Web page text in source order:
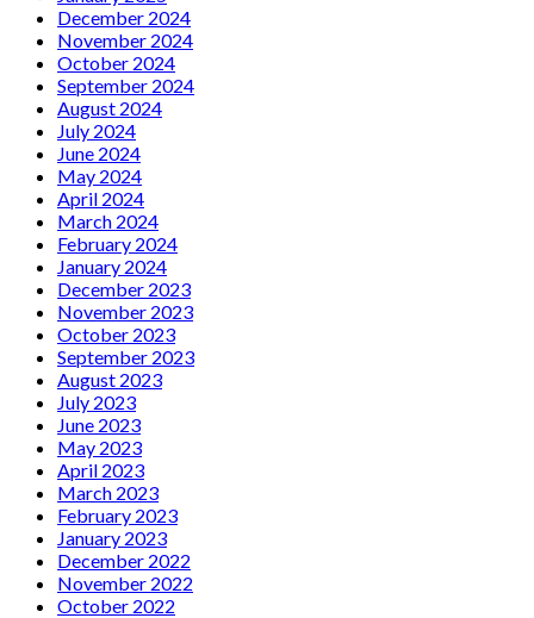
December 2024
November 2024
October 2024
September 2024
August 2024
July 2024
June 2024
May 2024
April 2024
March 2024
February 2024
January 2024
December 2023
November 2023
October 2023
September 2023
August 2023
July 2023
June 2023
May 2023
April 2023
March 2023
February 2023
January 2023
December 2022
November 2022
October 2022